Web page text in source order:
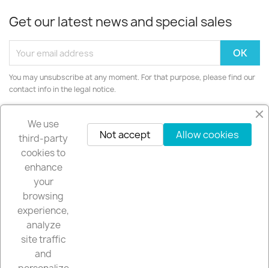
Get our latest news and special sales
You may unsubscribe at any moment. For that purpose, please find our
contact info in the legal notice.
Instagram
PRODUCTS
OUR COMPANY
YOUR ACCOUNT
We use
third-party
cookies to
enhance
your
browsing
experience,
analyze
site traffic
and
Allow cookies
Not accept